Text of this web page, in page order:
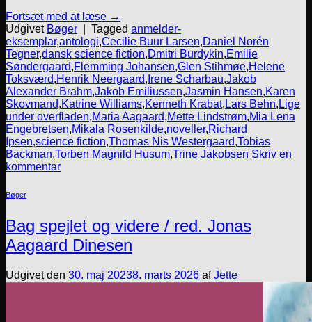
Fortsæt med at læse →
Udgivet Bøger Tagged anmelder-
eksemplar,antologi,Cecilie Buur Larsen,Daniel Norén
Tegner,dansk science fiction,Dmitri Burdykin,Emilie
Søndergaard,Flemming Johansen,Glen Stihmøe,Helene
Toksværd,Henrik Neergaard, Irene Scharbau,Jakob
Alexander Brahm,Jakob Emiliussen,Jasmin Hansen,Karen
Skovmand,Katrine Williams,Kenneth Krabat, Lars Behn, Lige
under overfladen,Maria Aagaard,Mette Lindstrøm,Mia Lena
Engebretsen,Mikala Rosenkilde,noveller,Richard
Ipsen,science fiction,Thomas Nis Westergaard,Tobias
Backman,Torben Magnild Husum,Trine Jakobsen Skriv en
kommentar
Bøger
Bag spejlet og videre / red. Jonas
Aagaard Dinesen
Udgivet den 30. maj 20238. marts 2026 afJette